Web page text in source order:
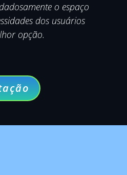
o espaço
dos usuários
opção.